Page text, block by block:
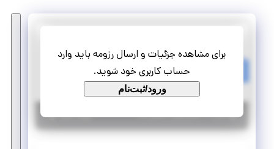
برای مشاهده جزئیات و ارسال رزومه باید وارد
حساب کاربری خود شوید.
ورود/ثبت‌نام
پاره وقت دورکاری
تهران |۷ سال پیش | منقضی شده جزئیات بیشتر